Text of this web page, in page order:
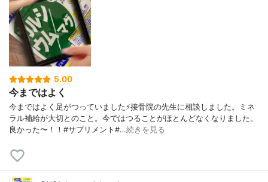
5.00
今まではよく
今まではよく足がつっていました⚡️接骨院の先生に相談しました。ミネ
ラル補給が大切とのこと。今ではつることがほとんどなくなりました。
良かった〜！！#サプリメント#…続きを見る